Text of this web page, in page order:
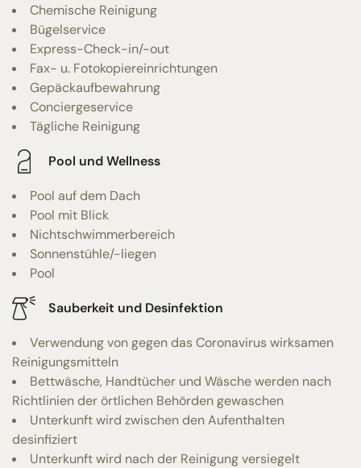
Chemische Reinigung
Bügelservice
Express-Check-in/-out
Fax- u. Fotokopiereinrichtungen
Gepäckaufbewahrung
Conciergeservice
Tägliche Reinigung
Pool und Wellness
Pool auf dem Dach
Pool mit Blick
Nichtschwimmerbereich
Sonnenstühle/-liegen
Pool
Sauberkeit und Desinfektion
Verwendung von gegen das Coronavirus wirksamen
Reinigungsmitteln
Bettwäsche, Handtücher und Wäsche werden nach
Richtlinien der örtlichen Behörden gewaschen
Unterkunft wird zwischen den Aufenthalten
desinfiziert
Unterkunft wird nach der Reinigung versiegelt